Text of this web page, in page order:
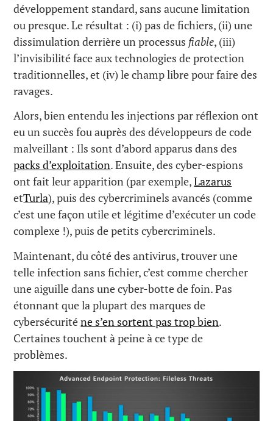
développement standard, sans aucune limitation
ou presque. Le résultat : (i) pas de fichiers, (ii) une
dissimulation derrière un processus fiable, (iii)
l’invisibilité face aux technologies de protection
traditionnelles, et (iv) le champ libre pour faire des
ravages.
Alors, bien entendu les injections par réflexion ont
eu un succès fou auprès des développeurs de code
malveillant : Ils sont d’abord apparus dans des
packs d’exploitation. Ensuite, des cyber-espions
ont fait leur apparition (par exemple,Lazarus
etTurla), puis des cybercriminels avancés (comme
c’est une façon utile et légitime d’exécuter un code
complexe !), puis de petits cybercriminels.
Maintenant, du côté des antivirus, trouver une
telle infection sans fichier, c’est comme chercher
une aiguille dans une cyber-botte de foin. Pas
étonnant que la plupart des marques de
cybersécuriténe s’en sortent pas trop bien.
Certaines touchent à peine à ce type de
problèmes.